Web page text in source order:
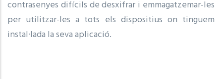
contrasenyes difícils de desxifrar i emmagatzemar-les
per utilitzar-les a tots els dispositius on tinguem
instal·lada la seva aplicació.